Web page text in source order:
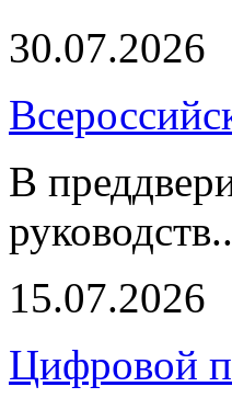
30.07.2026
В
15.07.2026
Цифровой